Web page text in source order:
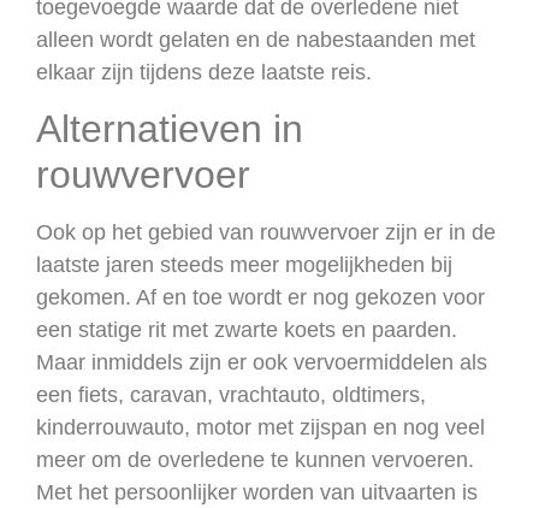
toegevoegde waarde dat de overledene niet
alleen wordt gelaten en de nabestaanden met
elkaar zijn tijdens deze laatste reis.
Alternatieven in
rouwvervoer
Ook op het gebied van rouwvervoer zijn er in de
laatste jaren steeds meer mogelijkheden bij
gekomen. Af en toe wordt er nog gekozen voor
een statige rit met zwarte koets en paarden.
Maar inmiddels zijn er ook vervoermiddelen als
een fiets, caravan, vrachtauto, oldtimers,
kinderrouwauto, motor met zijspan en nog veel
meer om de overledene te kunnen vervoeren.
Met het persoonlijker worden van uitvaarten is